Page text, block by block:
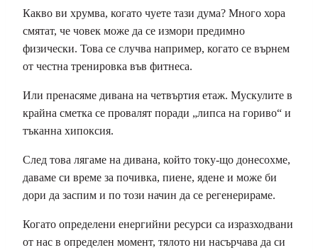
Какво ви хрумва, когато чуете тази дума? Много хора
смятат, че човек може да се измори предимно
физически. Това се случва например, когато се върнем
от честна тренировка във фитнеса.
Или пренасяме дивана на четвъртия етаж. Мускулите в
крайна сметка се провалят поради „липса на гориво“ и
тъканна хипоксия.
След това лягаме на дивана, който току-що донесохме,
даваме си време за почивка, пиене, ядене и може би
дори да заспим и по този начин да се регенерираме.
Когато определени енергийни ресурси са изразходвани
от нас в определен момент, тялото ни насърчава да си